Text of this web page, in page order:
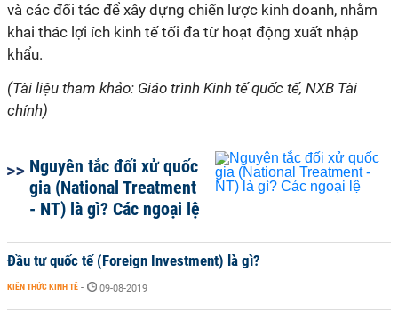
và các đối tác để xây dựng chiến lược kinh doanh, nhằm
khai thác lợi ích kinh tế tối đa từ hoạt động xuất nhập
khẩu.
(Tài liệu tham khảo: Giáo trình Kinh tế quốc tế, NXB Tài
chính)
Nguyên tắc đối xử quốc
gia (National Treatment
- NT) là gì? Các ngoại lệ
Đầu tư quốc tế (Foreign Investment) là gì?
KIẾN THỨC KINH TẾ - 09-08-2019